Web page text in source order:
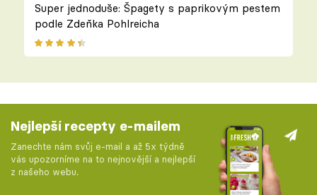
Super jednoduše: Špagety s paprikovým pestem
podle Zdeňka Pohlreicha
Nejlepší recepty e-mailem
Zanechte nám svůj e-mail a až 5x týdně
vás upozorníme na to nejnovější a nejlepší
z našeho webu.